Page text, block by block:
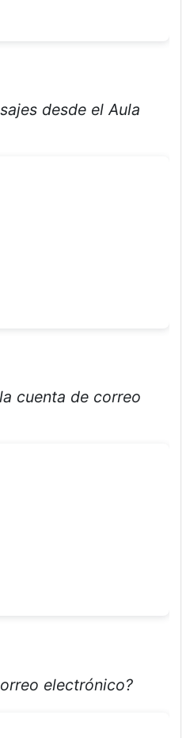
desde el Aula
cuenta de correo
electrónico?